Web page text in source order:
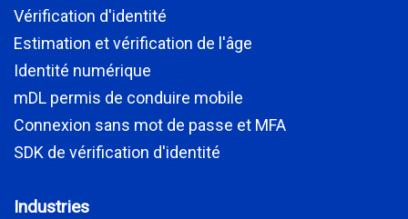
Vérification d'identité
Estimation et vérification de l'âge
Identité numérique
mDL permis de conduire mobile
Connexion sans mot de passe et MFA
SDK de vérification d'identité
Industries